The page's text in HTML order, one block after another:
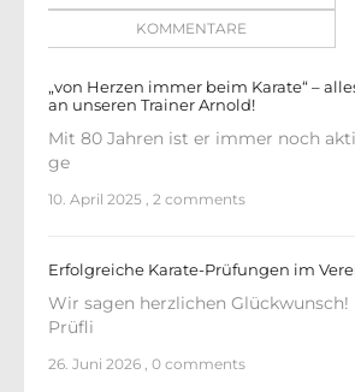
KOMMENTARE
„von Herzen immer beim Karate“ –
an unseren Trainer Arnold!
Mit 80 Jahren ist er immer noch
ge
10. April 2025 2 comments
Erfolgreiche Karate-Prüfungen im
Wir sagen herzlichen Glückwunsch!
Prüfli
26. Juni 2026 0 comments